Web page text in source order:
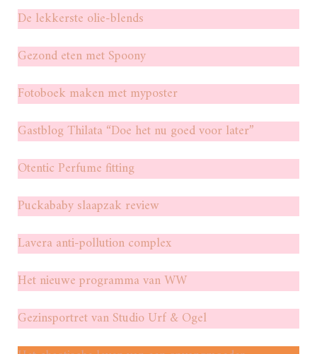
De lekkerste olie-blends
Gezond eten met Spoony
Fotoboek maken met myposter
Gastblog Thilata “Doe het nu goed voor later”
Otentic Perfume fitting
Puckababy slaapzak review
Lavera anti-pollution complex
Het nieuwe programma van WW
Gezinsportret van Studio Urf & Ogel